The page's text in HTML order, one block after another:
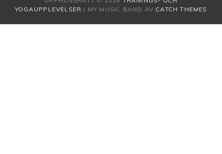
YOGAUPPLEVELSER | MY MUSIC BAND AVCATCH THEMES